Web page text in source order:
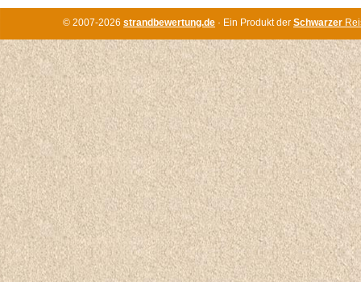
© 2007-2026 strandbewertung.de · Ein Produkt der Schwarzer